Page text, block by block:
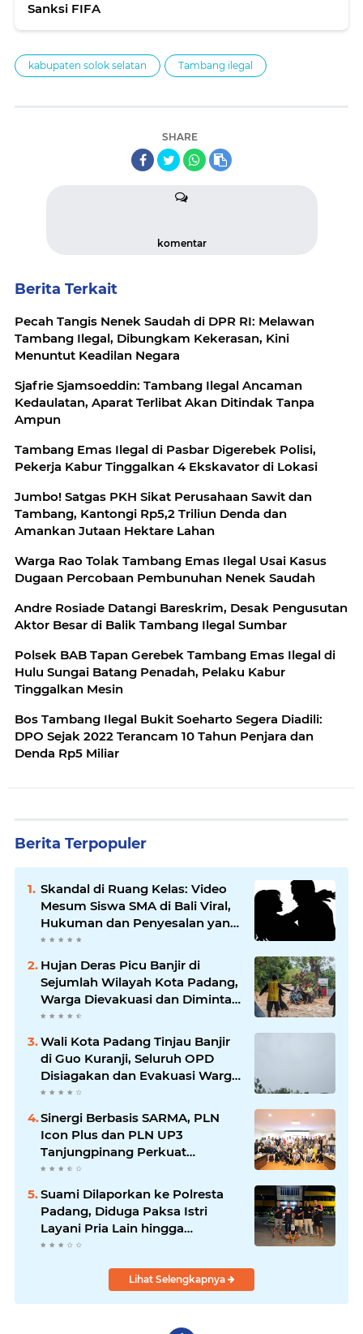
Sanksi FIFA
kabupaten solok selatan Tambang ilegal
SHARE
komentar
Berita Terkait
Pecah Tangis Nenek Saudah di DPR RI: Melawan
Tambang Ilegal, Dibungkam Kekerasan, Kini
Menuntut Keadilan Negara
Sjafrie Sjamsoeddin: Tambang Ilegal Ancaman
Kedaulatan, Aparat Terlibat Akan Ditindak Tanpa
Ampun
Tambang Emas Ilegal di Pasbar Digerebek Polisi,
Pekerja Kabur Tinggalkan 4 Ekskavator di Lokasi
Jumbo! Satgas PKH Sikat Perusahaan Sawit dan
Tambang, Kantongi Rp5,2 Triliun Denda dan
Amankan Jutaan Hektare Lahan
Warga Rao Tolak Tambang Emas Ilegal Usai Kasus
Dugaan Percobaan Pembunuhan Nenek Saudah
Andre Rosiade Datangi Bareskrim, Desak Pengusutan
Aktor Besar di Balik Tambang Ilegal Sumbar
Polsek BAB Tapan Gerebek Tambang Emas Ilegal di
Hulu Sungai Batang Penadah, Pelaku Kabur
Tinggalkan Mesin
Bos Tambang Ilegal Bukit Soeharto Segera Diadili:
DPO Sejak 2022 Terancam 10 Tahun Penjara dan
Denda Rp5 Miliar
Berita Terpopuler
Skandal di Ruang Kelas: Video
Mesum Siswa SMA di Bali Viral,
Hukuman dan Penyesalan yang
Mengikuti
Hujan Deras Picu Banjir di
Sejumlah Wilayah Kota Padang,
Warga Dievakuasi dan Diminta
Waspada Banjir Susulan
Wali Kota Padang Tinjau Banjir
di Guo Kuranji, Seluruh OPD
Disiagakan dan Evakuasi Warga
Dipercepat
Sinergi Berbasis SARMA, PLN
Icon Plus dan PLN UP3
Tanjungpinang Perkuat
Kolaborasi Strategis
Suami Dilaporkan ke Polresta
Padang, Diduga Paksa Istri
Layani Pria Lain hingga
Berulang Kali
Lihat Selengkapnya